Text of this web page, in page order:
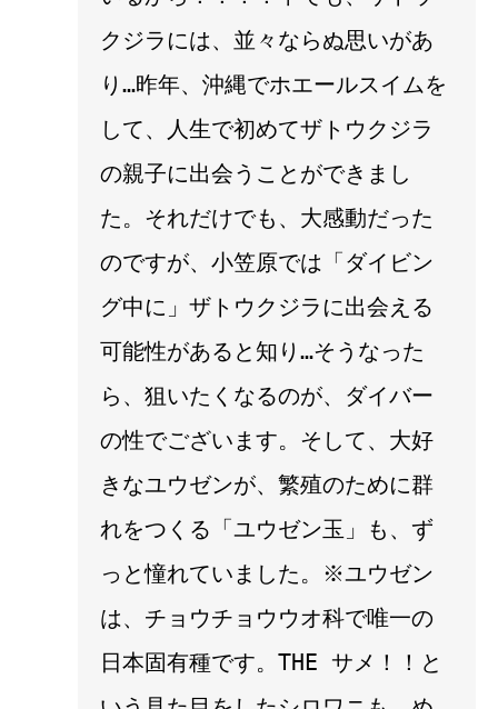
クジラには、並々ならぬ思いがあ
り…昨年、沖縄でホエールスイムを
して、人生で初めてザトウクジラ
の親子に出会うことができまし
た。それだけでも、大感動だった
のですが、小笠原では「ダイビン
グ中に」ザトウクジラに出会える
可能性があると知り…そうなった
ら、狙いたくなるのが、ダイバー
の性でございます。そして、大好
きなユウゼンが、繁殖のために群
れをつくる「ユウゼン玉」も、ず
っと憧れていました。※ユウゼン
は、チョウチョウウオ科で唯一の
日本固有種です。THE サメ！！と